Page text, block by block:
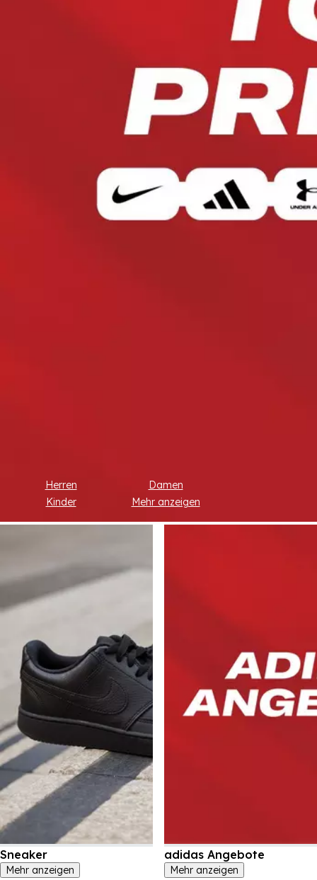
Herren
Damen
Kinder
Mehr anzeigen
Sneaker
Mehr anzeigen
adidas Angebote
Mehr anzeigen